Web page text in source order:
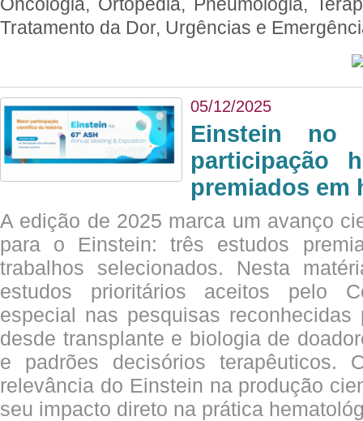
Tratamento da Dor, Urgências e
05/12/2025
Einstein no
participação
premiados em
A edição de 2025 marca um avanço
para o Einstein: três estudos
trabalhos selecionados. Nesta
estudos prioritários aceitos pelo
especial nas pesquisas
desde transplante e biologia de
e padrões decisórios terapêuticos.
relevância do Einstein na produção
seu impacto direto na prática